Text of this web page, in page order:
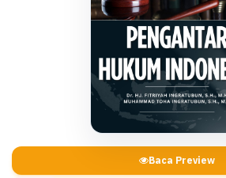
Baca Preview